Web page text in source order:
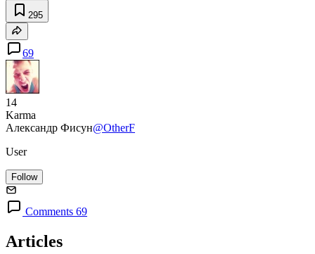
295
69
14
Karma
Александр Фисун@OtherF
User
Follow
Comments 69
Articles